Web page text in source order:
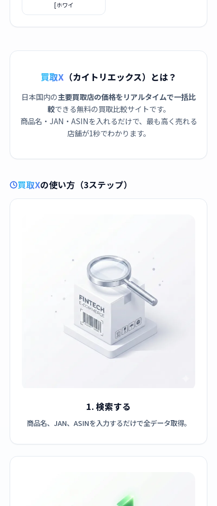
[ホワイ
買取X （カイトリエックス）とは？
日本国内の主要買取店の価格をリアルタイムで一括比
較できる無料の買取比較サイトです。
商品名・JAN・ASINを入れるだけで、最も高く売れる
店舗が1秒でわかります。
買取Xの使い方（3ステップ）
1. 検索する
商品名、JAN、ASINを入力するだけで全データ取得。